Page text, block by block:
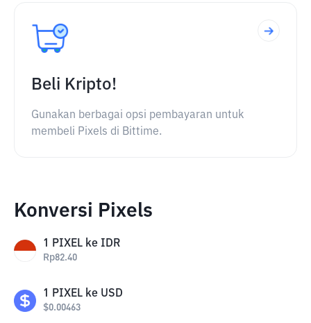
Beli Kripto!
Gunakan berbagai opsi pembayaran untuk
membeli Pixels di Bittime.
Konversi Pixels
1 PIXEL ke IDR
Rp82.40
1 PIXEL ke USD
$0.00463